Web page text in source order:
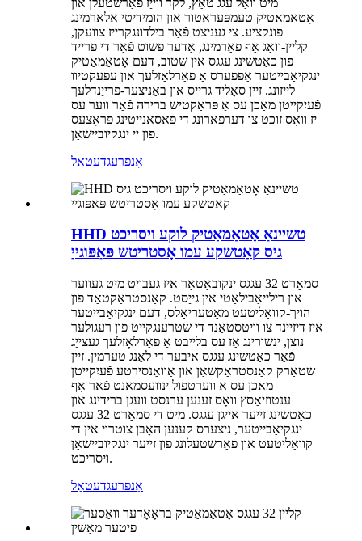
אָטאַמאַטיק טעמפּעראַטור און הומידיטי אַלאַרמינג
פונקציע. צי געניצט פֿאַר בילדונגקרייז צוועקן,
קליין-וואָג אָף פאַרמינג, אָדער פשוט פֿאַר די פרייד
פון כאַטשינג עגגס אין שטוב, דעם אָטאַמאַטיק
ינגקיאַבייטער אָפפערס אַ פאַרלאָזלעך און עפעקטיוו
לייזונג. זיין סאָליד גרייס און באַניצער-פרייַנדלעך
פֿעיִקייטן מאַכן עס אַ פּראַקטיש ברירה פֿאַר ווער עס
יז וואָס זוכט צו דערפאַרונג די פאַסאַנייטינג פּראָצעס
פון יי ינגקיוביישאַן.
אָנפרעגדעטאַל
HHD טשיינאַ אָטאַמאַטיק לוקע ויסריכט
גיס קאַטשקע עמו אָסטריטש פּאַפּוגייַ
סמאַרט 32 עגגס ינקובאַטאָר איז געבויט מיט געווער
און רילייאַבילאַטי אין גייַסט. קאַנסטראַקטאַד פון
הויך-קוואַליטעט מאַטעריאַלס, דעם ינגקיאַבייטער
איז דיזיינד צו וויטסטאַנד די שטרענגקייט פון רעגולער
נוצן, ינשורינג אַז עס בלייבט אַ פאַרלאָזלעך געצייַג
פֿאַר כאַטשינג עגגס איבער די לאַנג טערמין. זיין
שטאַרק קאַנסטראַקשאַן און אַוואַנסירטע פֿעיִקייטן
מאַכן עס אַ ווערטפול ינוועסמאַנט פֿאַר אָף
ענטוזיאַסץ וואָס זענען ערנסט וועגן ברידינג און
כאַטשינג זייער אייגן עגגס. מיט די סמאַרט 32 עגגס
ינגקיאַבייטער, ניצערס קענען האָבן צוטרוי אין די
קוואַליטעט און פאָרשטעלונג פון זייער ינגקיוביישאַן
ויסריכט.
אָנפרעגדעטאַל